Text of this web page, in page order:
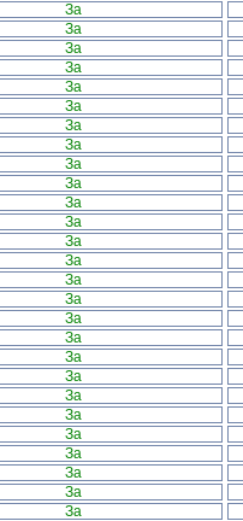
За
За
За
За
За
За
За
За
За
За
За
За
За
За
За
За
За
За
За
За
За
За
За
За
За
За
За